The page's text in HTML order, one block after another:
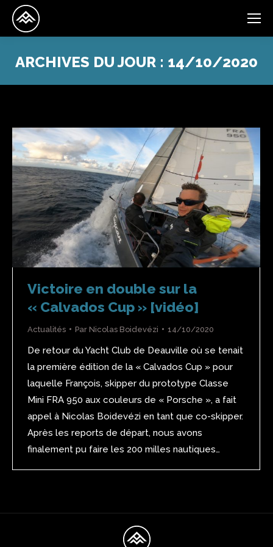
ARCHIVES DU JOUR : 14/10/2020
Victoire en double sur la
« Calvados Cup » [vidéo]
Actualités Par Nicolas Boidevézi 14/10/2020
De retour du Yacht Club de Deauville où se tenait
la première édition de la « Calvados Cup » pour
laquelle François, skipper du prototype Classe
Mini FRA 950 aux couleurs de « Porsche », a fait
appel à Nicolas Boidevézi en tant que co-skipper.
Après les reports de départ, nous avons
finalement pu faire les 200 milles nautiques…